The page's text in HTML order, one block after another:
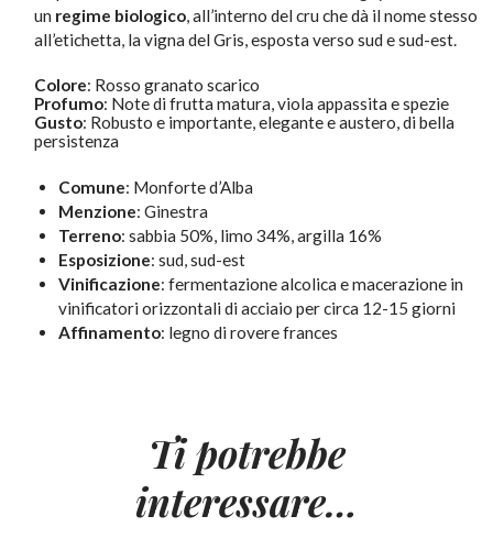
un regime biologico, all’interno del cru che dà il nome stesso
all’etichetta, la vigna del Gris, esposta verso sud e sud-est.
Colore: Rosso granato scarico
Profumo: Note di frutta matura, viola appassita e spezie
Gusto: Robusto e importante, elegante e austero, di bella
persistenza
Comune: Monforte d’Alba
Menzione: Ginestra
Terreno: sabbia 50%, limo 34%, argilla 16%
Esposizione: sud, sud-est
Vinificazione: fermentazione alcolica e macerazione in
vinificatori orizzontali di acciaio per circa 12-15 giorni
Affinamento: legno di rovere frances
Ti potrebbe
interessare…